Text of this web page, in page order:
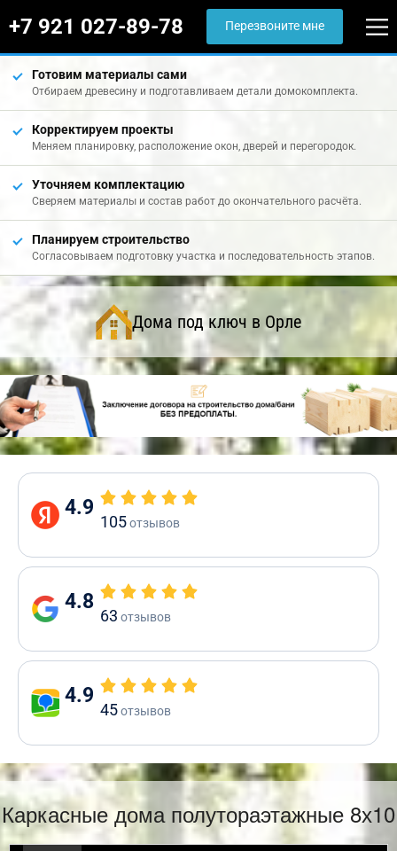
+7 921 027-89-78 Перезвоните мне
Готовим материалы сами
Отбираем древесину и подготавливаем детали домокомплекта.
Корректируем проекты
Меняем планировку, расположение окон, дверей и перегородок.
Уточняем комплектацию
Сверяем материалы и состав работ до окончательного расчёта.
Планируем строительство
Согласовываем подготовку участка и последовательность этапов.
Дома под ключ в Орле
4.9
105отзывов
4.8
63 отзывов
4.9
45отзывов
Каркасные дома полутораэтажные 8х10